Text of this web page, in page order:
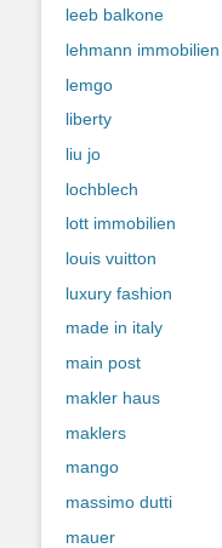
leeb balkone
lehmann immobilien
lemgo
liberty
liu jo
lochblech
lott immobilien
louis vuitton
luxury fashion
made in italy
main post
makler haus
maklers
mango
massimo dutti
mauer